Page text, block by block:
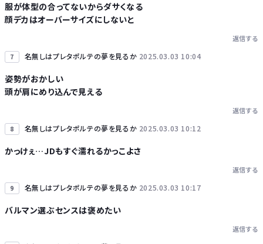
服が体型の合ってないからダサくなる
顔デカはオーバーサイズにしないと
返信する
7 名無しはプレタポルテの夢を見るか 2025.03.03 10:04
姿勢がおかしい
頭が肩にめり込んで見える
返信する
8 名無しはプレタポルテの夢を見るか 2025.03.03 10:12
かっけぇ…JDもすぐ濡れるかっこよさ
返信する
9 名無しはプレタポルテの夢を見るか 2025.03.03 10:17
バルマン選ぶセンスは褒めたい
返信する